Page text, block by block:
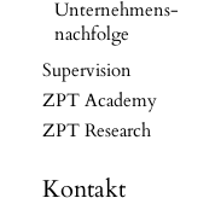
Unternehmens-
nachfolge
Supervision
ZPT Academy
ZPT Research
Kontakt